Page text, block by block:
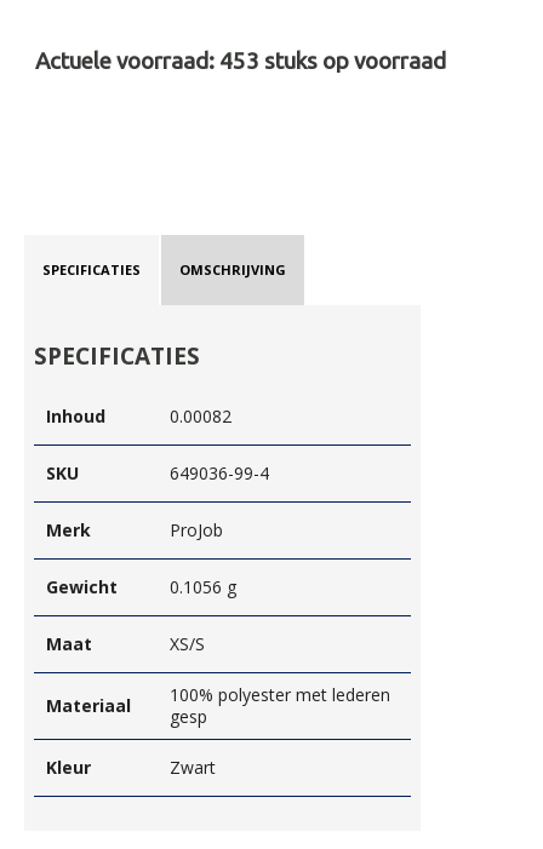
Actuele voorraad: 453 stuks op voorraad
SPECIFICATIES OMSCHRIJVING
SPECIFICATIES
Inhoud 0.00082
SKU 649036-99-4
Merk ProJob
Gewicht 0.1056 g
Maat XS/S
Materiaal
100% polyester met lederen
gesp
Kleur Zwart